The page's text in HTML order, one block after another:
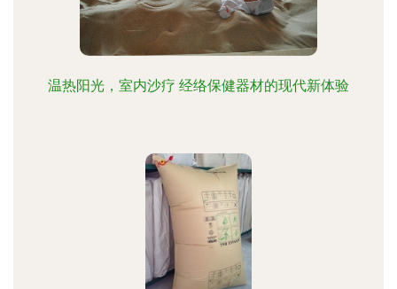
温热阳光，室内沙疗 经络保健器材的现代新体验